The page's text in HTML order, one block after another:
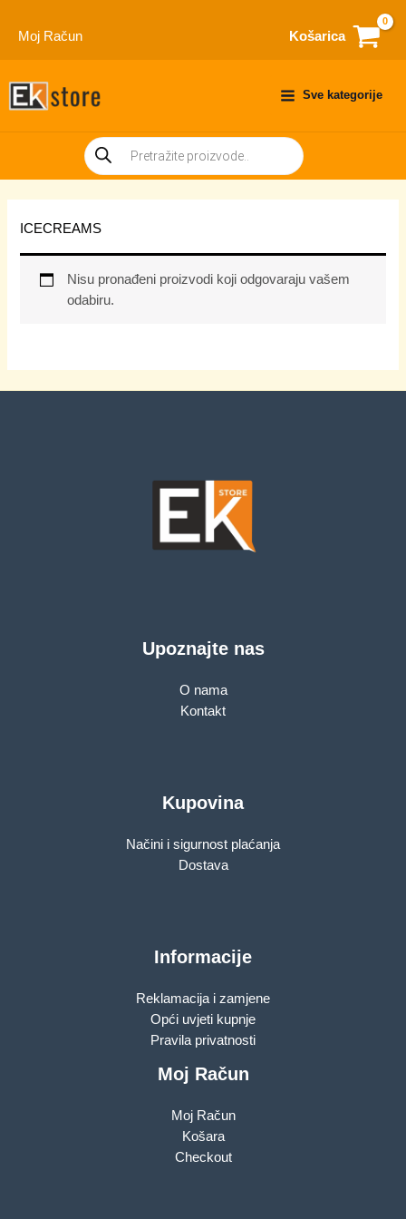
Moj Račun Košarica
Sve kategorije
Products
search
ICECREAMS
Nisu pronađeni proizvodi koji odgovaraju vašem
odabiru.
Upoznajte nas
O nama
Kontakt
Kupovina
Načini i sigurnost plaćanja
Dostava
Informacije
Reklamacija i zamjene
Opći uvjeti kupnje
Pravila privatnosti
Moj Račun
Moj Račun
Košara
Checkout